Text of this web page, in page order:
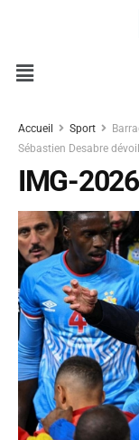
Accueil Sport
Sébastien Desabre
IMG-